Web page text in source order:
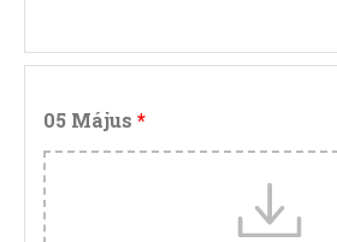
05 Május